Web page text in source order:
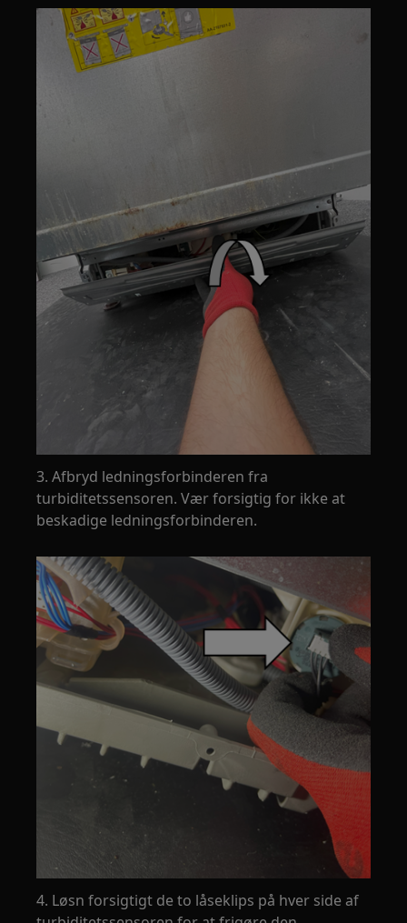
3. Afbryd ledningsforbinderen fra
turbiditetssensoren. Vær forsigtig for ikke at
beskadige ledningsforbinderen.
4. Løsn forsigtigt de to låseklips på hver side af